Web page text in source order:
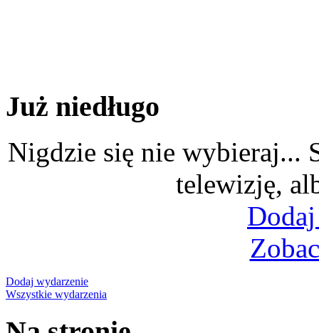
Już niedługo
Nigdzie się nie wybieraj...
telewizję,
Dodaj wydarzenie
Wszystkie wydarzenia